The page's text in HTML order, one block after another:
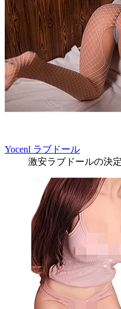
Yocenl ラブドール
激安ラブドールの決